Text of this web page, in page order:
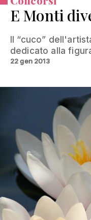
E Monti
Il “cuco”
dedicato alla
22 gen 2013